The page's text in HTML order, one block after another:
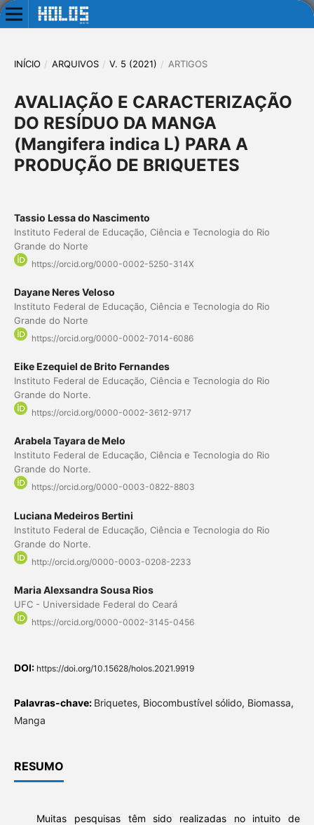
INÍCIO / ARQUIVOS / V. 5 (2021) / ARTIGOS
AVALIAÇÃO E CARACTERIZAÇÃO
DO RESÍDUO DA MANGA
(Mangifera indica L) PARA A
PRODUÇÃO DE BRIQUETES
Tassio Lessa do Nascimento
Instituto Federal de Educação, Ciência e Tecnologia do Rio
Grande do Norte
https://orcid.org/0000-0002-5250-314X
Dayane Neres Veloso
Instituto Federal de Educação, Ciência e Tecnologia do Rio
Grande do Norte
https://orcid.org/0000-0002-7014-6086
Eike Ezequiel de Brito Fernandes
Instituto Federal de Educação, Ciência e Tecnologia do Rio
Grande do Norte.
https://orcid.org/0000-0002-3612-9717
Arabela Tayara de Melo
Instituto Federal de Educação, Ciência e Tecnologia do Rio
Grande do Norte.
https://orcid.org/0000-0003-0822-8803
Luciana Medeiros Bertini
Instituto Federal de Educação, Ciência e Tecnologia do Rio
Grande do Norte.
http://orcid.org/0000-0003-0208-2233
Maria Alexsandra Sousa Rios
UFC - Universidade Federal do Ceará
https://orcid.org/0000-0002-3145-0456
DOI: https://doi.org/10.15628/holos.2021.9919
Palavras-chave: Briquetes, Biocombustível sólido, Biomassa,
Manga
RESUMO
Muitas pesquisas têm sido realizadas no intuito de